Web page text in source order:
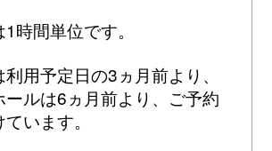
時間単位です。
用予定日の3ヵ月前より、
ールは6ヵ月前より、ご予約
います。